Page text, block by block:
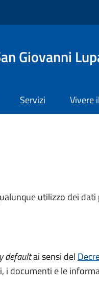
Giovanni
Servizi Vivere
utilizzo dei
defaultai sensi del
documenti e le